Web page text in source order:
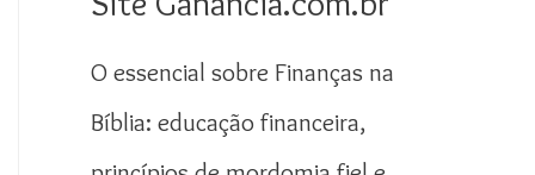
O essencial sobre Finanças na
Bíblia: educação financeira,